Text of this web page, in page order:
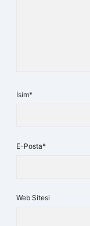
İsim*
E-Posta*
Web Sitesi